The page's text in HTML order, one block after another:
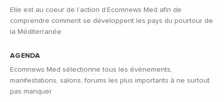
Elle est au coeur de l’action d’Ecomnews Med afin de
comprendre comment se développent les pays du pourtour de
la Méditerranée
AGENDA
Ecomnews Med sélectionne tous les évènements,
manifestations, salons, forums les plus importants à ne surtout
pas manquer